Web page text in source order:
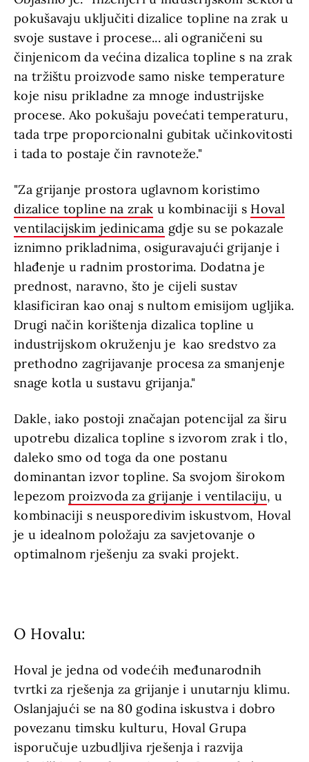
pokušavaju uključiti dizalice topline na zrak u
svoje sustave i procese... ali ograničeni su
činjenicom da većina dizalica topline s na zrak
na tržištu proizvode samo niske temperature
koje nisu prikladne za mnoge industrijske
procese. Ako pokušaju povećati temperaturu,
tada trpe proporcionalni gubitak učinkovitosti
i tada to postaje čin ravnoteže."
"Za grijanje prostora uglavnom koristimo
dizalice topline na zrak u kombinaciji s Hoval
ventilacijskim jedinicama gdje su se pokazale
iznimno prikladnima, osiguravajući grijanje i
hlađenje u radnim prostorima. Dodatna je
prednost, naravno, što je cijeli sustav
klasificiran kao onaj s nultom emisijom ugljika.
Drugi način korištenja dizalica topline u
industrijskom okruženju je kao sredstvo za
prethodno zagrijavanje procesa za smanjenje
snage kotla u sustavu grijanja."
Dakle, iako postoji značajan potencijal za širu
upotrebu dizalica topline s izvorom zrak i tlo,
daleko smo od toga da one postanu
dominantan izvor topline. Sa svojom širokom
lepezomproizvoda za grijanje i ventilaciju, u
kombinaciji s neusporedivim iskustvom, Hoval
je u idealnom položaju za savjetovanje o
optimalnom rješenju za svaki projekt.
O Hovalu:
Hoval je jedna od vodećih međunarodnih
tvrtki za rješenja za grijanje i unutarnju klimu.
Oslanjajući se na 80 godina iskustva i dobro
povezanu timsku kulturu, Hoval Grupa
isporučuje uzbudljiva rješenja i razvija